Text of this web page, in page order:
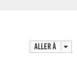
Aller à